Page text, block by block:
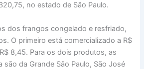
no estado de São Paulo.
dos frangos congelado e resfriado,
O primeiro está comercializado a R$
8,45. Para os dois produtos, as
são da Grande São Paulo, São José